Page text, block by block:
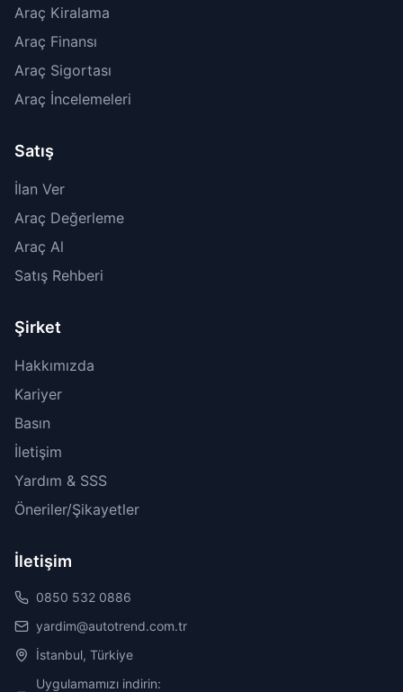
Araç Kiralama
Araç Finansı
Araç Sigortası
Araç İncelemeleri
Satış
İlan Ver
Araç Değerleme
Araç Al
Satış Rehberi
Şirket
Hakkımızda
Kariyer
Basın
İletişim
Yardım & SSS
Öneriler/Şikayetler
İletişim
0850 532 0886
yardim@autotrend.com.tr
İstanbul, Türkiye
Uygulamamızı indirin: